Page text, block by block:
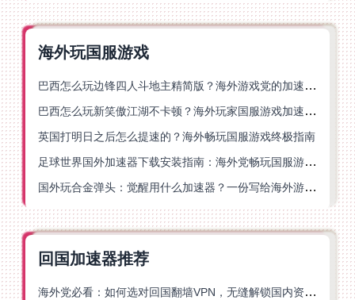
海外玩国服游戏
巴西怎么玩边锋四人斗地主精简版？海外游戏党的加速器终极选择
巴西怎么玩新笑傲江湖不卡顿？海外玩家国服游戏加速终极指南（附猫和老鼠一梦江湖实测）
英国打明日之后怎么提速的？海外畅玩国服游戏终极指南
足球世界国外加速器下载安装指南：海外党畅玩国服游戏的终极解决方案
国外玩合金弹头：觉醒用什么加速器？一份写给海外游子的畅玩指南
回国加速器推荐
海外党必看：如何选对回国翻墙VPN，无缝解锁国内资源？